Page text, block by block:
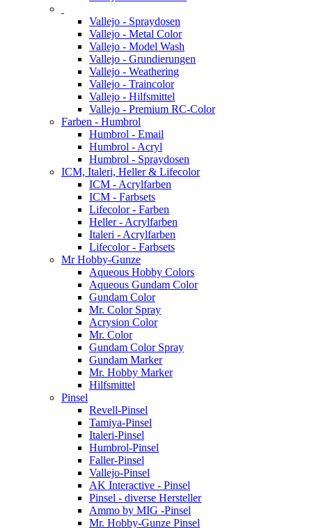
Vallejo - Spraydosen
Vallejo - Metal Color
Vallejo - Model Wash
Vallejo - Grundierungen
Vallejo - Weathering
Vallejo - Traincolor
Vallejo - Hilfsmittel
Vallejo - Premium RC-Color
Farben - Humbrol
Humbrol - Email
Humbrol - Acryl
Humbrol - Spraydosen
ICM, Italeri, Heller & Lifecolor
ICM - Acrylfarben
ICM - Farbsets
Lifecolor - Farben
Heller - Acrylfarben
Italeri - Acrylfarben
Lifecolor - Farbsets
Mr Hobby-Gunze
Aqueous Hobby Colors
Aqueous Gundam Color
Gundam Color
Mr. Color Spray
Acrysion Color
Mr. Color
Gundam Color Spray
Gundam Marker
Mr. Hobby Marker
Hilfsmittel
Pinsel
Revell-Pinsel
Tamiya-Pinsel
Italeri-Pinsel
Humbrol-Pinsel
Faller-Pinsel
Vallejo-Pinsel
AK Interactive - Pinsel
Pinsel - diverse Hersteller
Ammo by MIG -Pinsel
Mr. Hobby-Gunze Pinsel